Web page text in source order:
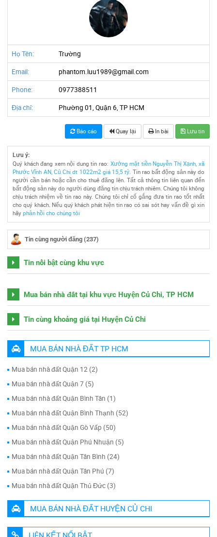
Họ Tên: Trường
Email: phantom.luu1989@gmail.com
Phone: 0977388511
Địa chỉ: Phường 01, Quận 6, TP HCM
Báo cáo Quay lại In bài Lưu tin
Lưu ý:
Quý khách đang xem nội dung tin rao: Xưởng mặt tiền Nguyễn Thị Xạnh, xã
Phước Vĩnh AN, Củ Chi dt 1022m2 giá 15,5 tỷ. Tin rao bất động sản này do
người cần bán hoặc cần cho thuê đăng lên. Tất cả thông tin liên quan đến
bất động sản này do người dùng đăng tin chịu trách nhiêm. Chúng tôi không
chịu trách nhiệm về tin rao này. Chúng tôi chỉ cố gắng đưa tin rao tốt nhất
cho quý khách. Nếu quý khách phát hiện tin rao có sai sót hay vấn đề gì xin
hãy phản hồi cho chúng tôi
Tin cùng người đăng (237)
Tin nổi bật cùng khu vực
Mua bán nhà đất tại khu vực Huyện Củ Chi, TP HCM
Tin cùng khoảng giá tại Huyện Củ Chi
MUA BÁN NHÀ ĐẤT TP HCM
Mua bán nhà đất Quận 12 (2)
Mua bán nhà đất Quận 7 (5)
Mua bán nhà đất Quận Bình Tân (1)
Mua bán nhà đất Quận Bình Thạnh (52)
Mua bán nhà đất Quận Gò Vấp (50)
Mua bán nhà đất Quận Phú Nhuận (5)
Mua bán nhà đất Quận Tân Bình (24)
Mua bán nhà đất Quận Tân Phú (7)
Mua bán nhà đất Quận Thủ Đức (3)
MUA BÁN NHÀ ĐẤT HUYỆN CỦ CHI